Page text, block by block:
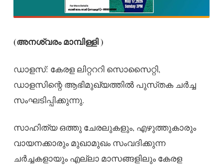
(അനശ്വരം മാമ്പിള്ളി )
ഡാളസ്: കേരള ലിറ്റററി സൊസൈറ്റി,
ഡാളസിന്റെ ആഭിമുഖ്യത്തിൽ പുസ്‌തക ചർച്ച
സംഘടിപ്പിക്കുന്നു.
സാഹിത്യ ഒത്തു ചേരലുകളും, എഴുത്തുകാരും
വായനക്കാരും മുഖാമുഖം സംവദിക്കുന്ന
ചര്‍ച്ചകളായും എല്ലാ മാസങ്ങളിലും കേരള